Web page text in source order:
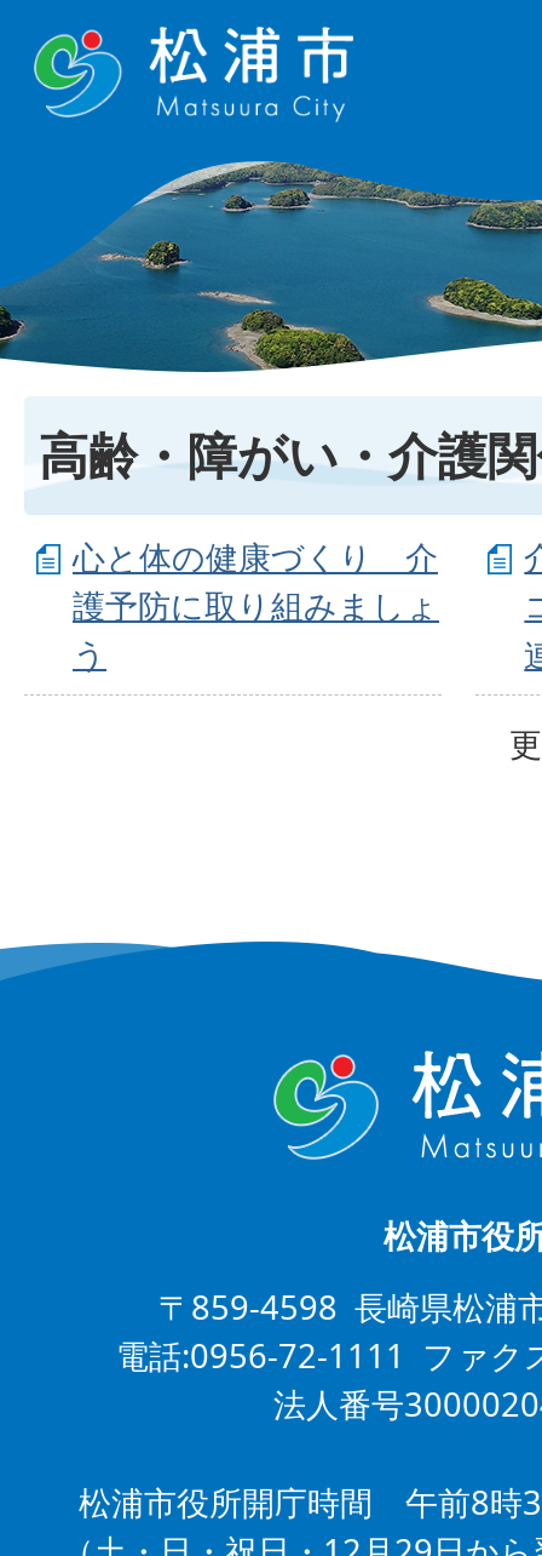
高齢・障がい・介護
心と体の健康づくり 介
護予防に取り組みましょ
う
松浦市役
〒859-4598 長崎県松浦
電話:0956-72-1111 ファ
法人番号
松浦市役所開庁時間 午前8時